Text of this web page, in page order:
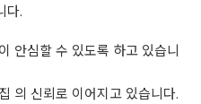
다.
안심할 수 있도록 하고 있습니
의 신뢰로 이어지고 있습니다.